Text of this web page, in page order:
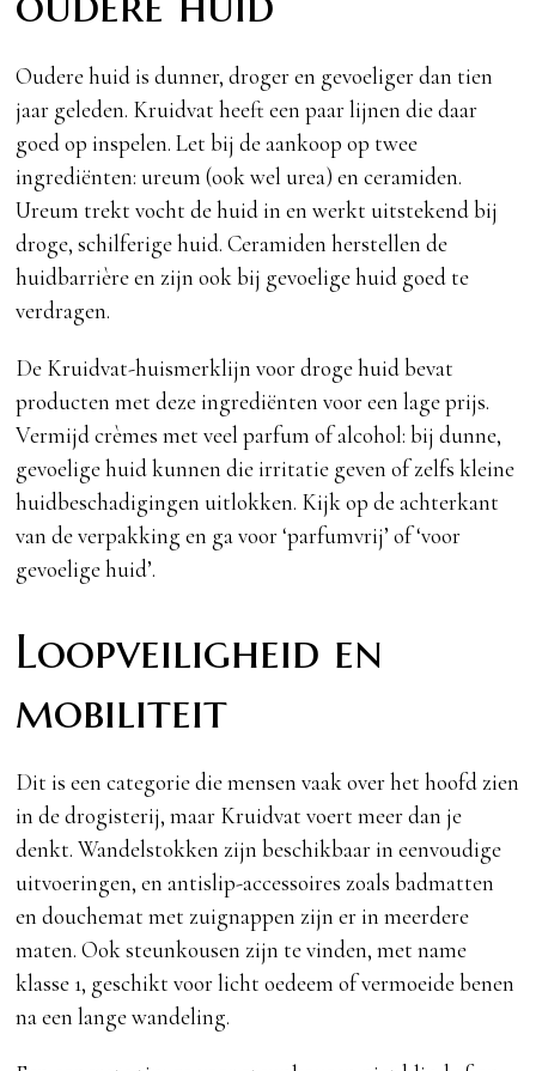
Oudere huid is dunner, droger en gevoeliger dan tien
jaar geleden. Kruidvat heeft een paar lijnen die daar
goed op inspelen. Let bij de aankoop op twee
ingrediënten: ureum (ook wel urea) en ceramiden.
Ureum trekt vocht de huid in en werkt uitstekend bij
droge, schilferige huid. Ceramiden herstellen de
huidbarrière en zijn ook bij gevoelige huid goed te
verdragen.
De Kruidvat-huismerklijn voor droge huid bevat
producten met deze ingrediënten voor een lage prijs.
Vermijd crèmes met veel parfum of alcohol: bij dunne,
gevoelige huid kunnen die irritatie geven of zelfs kleine
huidbeschadigingen uitlokken. Kijk op de achterkant
van de verpakking en ga voor ‘parfumvrij’ of ‘voor
gevoelige huid’.
Loopveiligheid en
mobiliteit
Dit is een categorie die mensen vaak over het hoofd zien
in de drogisterij, maar Kruidvat voert meer dan je
denkt. Wandelstokken zijn beschikbaar in eenvoudige
uitvoeringen, en antislip-accessoires zoals badmatten
en douchemat met zuignappen zijn er in meerdere
maten. Ook steunkousen zijn te vinden, met name
klasse 1, geschikt voor licht oedeem of vermoeide benen
na een lange wandeling.